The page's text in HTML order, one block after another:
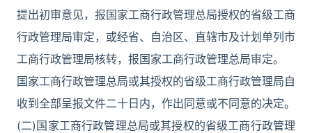
提出初审意见，报国家工商行政管理总局授权的省级工商
行政管理局审定，或经省、自治区、直辖市及计划单列市
工商行政管理局核转，报国家工商行政管理总局审定。
国家工商行政管理总局或其授权的省级工商行政管理局自
收到全部呈报文件二十日内，作出同意或不同意的决定。
(二)国家工商行政管理总局或其授权的省级工商行政管理